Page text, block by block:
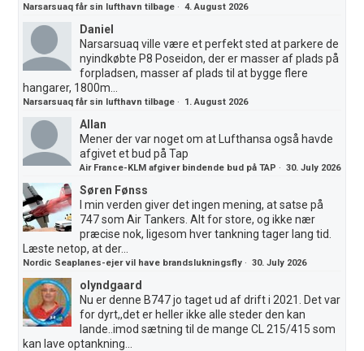
Narsarsuaq får sin lufthavn tilbage ·4. August 2026
Daniel
Narsarsuaq ville være et perfekt sted at parkere de
nyindkøbte P8 Poseidon, der er masser af plads på
forpladsen, masser af plads til at bygge flere
hangarer, 1800m...
Narsarsuaq får sin lufthavn tilbage · 1. August 2026
Allan
Mener der var noget om at Lufthansa også havde
afgivet et bud på Tap
Air France-KLM afgiver bindende bud på TAP ·30. July 2026
Søren Fønss
I min verden giver det ingen mening, at satse på
747 som Air Tankers. Alt for store, og ikke nær
præcise nok, ligesom hver tankning tager lang tid.
Læste netop, at der...
Nordic Seaplanes-ejer vil have brandslukningsfly ·30. July 2026
olyndgaard
Nu er denne B747 jo taget ud af drift i 2021. Det var
for dyrt,,det er heller ikke alle steder den kan
lande..imod sætning til de mange CL 215/415 som
kan lave optankning...